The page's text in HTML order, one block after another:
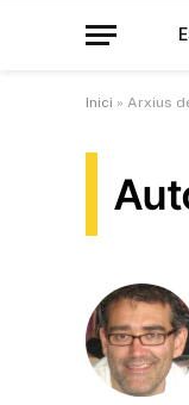
Inici » Arxius